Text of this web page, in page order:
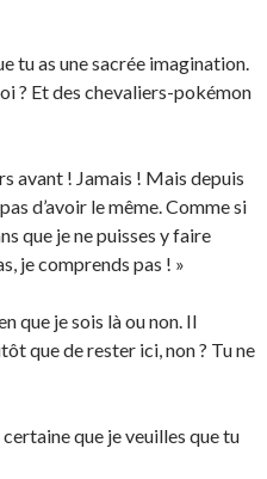
tu as une sacrée imagination.
? Et des chevaliers-pokémon
avant ! Jamais ! Mais depuis
d’avoir le même. Comme si
que je ne puisses y faire
je comprends pas ! »
que je sois là ou non. Il
que de rester ici, non ? Tu ne
certaine que je veuilles que tu